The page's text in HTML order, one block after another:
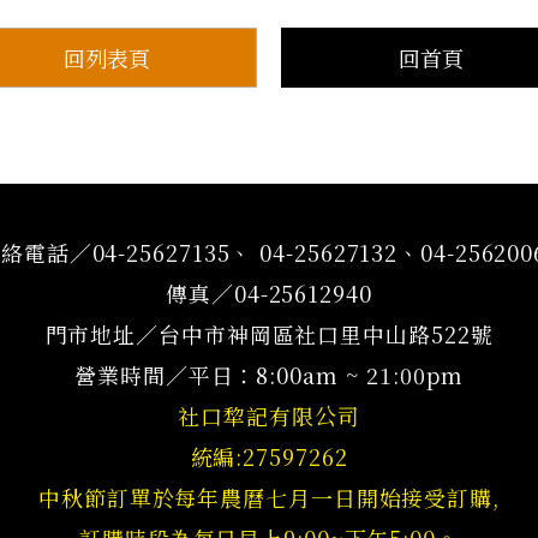
回列表頁 回首頁
電話／04-25627135、 04-25627132、04-
傳真／04-25612940
門市地址／台中市神岡區社口里中山路522號
營業時間／平日：8:00am ~ 21:00pm
社口犂記有限公司
統編:27597262
中秋節訂單於每年農曆七月一日開始接受訂購,